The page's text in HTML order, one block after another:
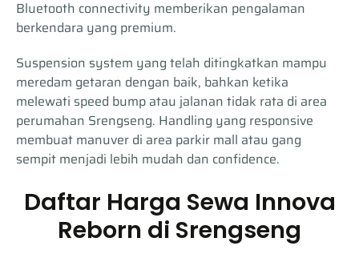
Bluetooth connectivity memberikan pengalaman
berkendara yang premium.
Suspension system yang telah ditingkatkan mampu
meredam getaran dengan baik, bahkan ketika
melewati speed bump atau jalanan tidak rata di area
perumahan Srengseng. Handling yang responsive
membuat manuver di area parkir mall atau gang
sempit menjadi lebih mudah dan confidence.
Daftar Harga Sewa Innova
Reborn di Srengseng